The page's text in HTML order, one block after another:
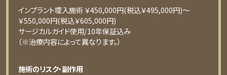
インプラント埋入施術 ￥450,000円(税込￥495,000円)〜
￥550,000円(税込￥605,000円)
サージカルガイド使用/10年保証込み
（※治療内容によって異なります。）
施術のリスク・副作用